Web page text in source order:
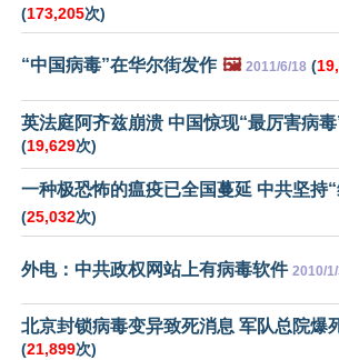
(173,205次)
“中国病毒”在华尔街发作 🖼️ 2011/6/18 (
英法庭阿齐兹崩溃 中国惊现“最厉害病毒
(19,629次)
一种极恐怖的瘟疫已全国蔓延 中共坚持“
(25,032次)
外电：中共政权网站上有病毒软件 2010/1/
北京封锁病毒变异致死消息 军队总院爆
(21,899次)